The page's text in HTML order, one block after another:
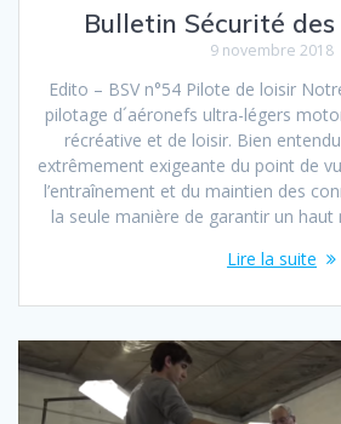
Bulletin Sécurité des
9 novembre 2018
Edito – BSV n°54 Pilote de loisir
pilotage d´aéronefs ultra-légers
récréative et de loisir. Bien
extrêmement exigeante du point de
l’entraînement et du maintien des
la seule manière de garantir un
Lire la suite